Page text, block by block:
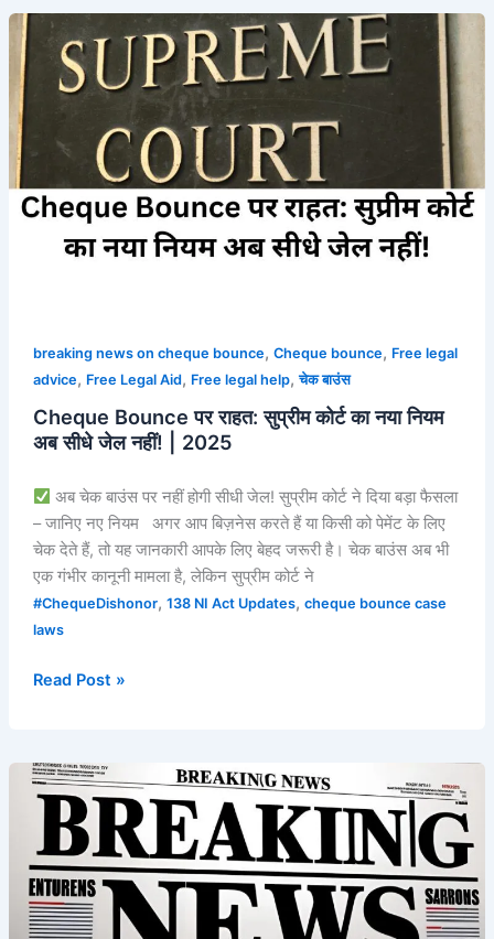
breaking news on cheque bounce, Cheque bounce, Free legal
advice, Free Legal Aid, Free legal help,चेक बाउंस
Cheque Bounce पर राहत: सुप्रीम कोर्ट का नया नियम
अब सीधे जेल नहीं! | 2025
अब चेक बाउंस पर नहीं होगी सीधी जेल! सुप्रीम कोर्ट ने दिया बड़ा फैसला
– जानिए नए नियम अगर आप बिज़नेस करते हैं या किसी को पेमेंट के लिए
चेक देते हैं, तो यह जानकारी आपके लिए बेहद जरूरी है। चेक बाउंस अब भी
एक गंभीर कानूनी मामला है, लेकिन सुप्रीम कोर्ट ने
#ChequeDishonor, 138 NI Act Updates, cheque bounce case
laws
Cheque
Bounce
कोर्ट
का
नया
नहीं!
Read Post »
Cheque
Signed
Alert:
डिजिटल
युग
में
चेक